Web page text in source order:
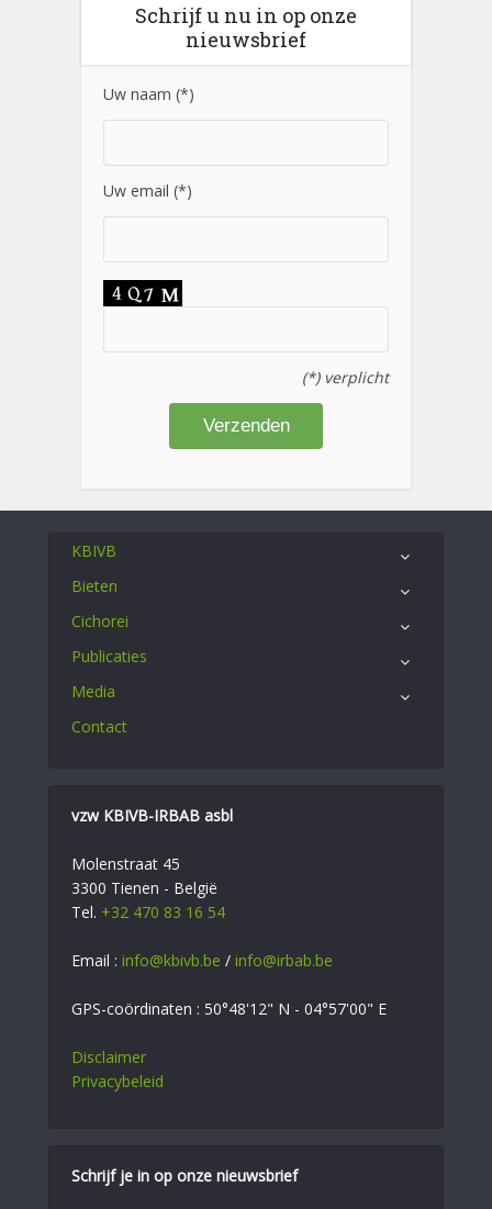
Schrijf u nu in op onze
nieuwsbrief
Uw naam (*)
Uw email (*)
(*) verplicht
KBIVB
Bieten
Cichorei
Publicaties
Media
Contact
vzw KBIVB-IRBAB asbl
Molenstraat 45
3300 Tienen - België
Tel. +32 470 83 16 54
Email : info@kbivb.be / info@irbab.be
GPS-coördinaten : 50°48'12" N - 04°57'00" E
Disclaimer
Privacybeleid
Schrijf je in op onze nieuwsbrief